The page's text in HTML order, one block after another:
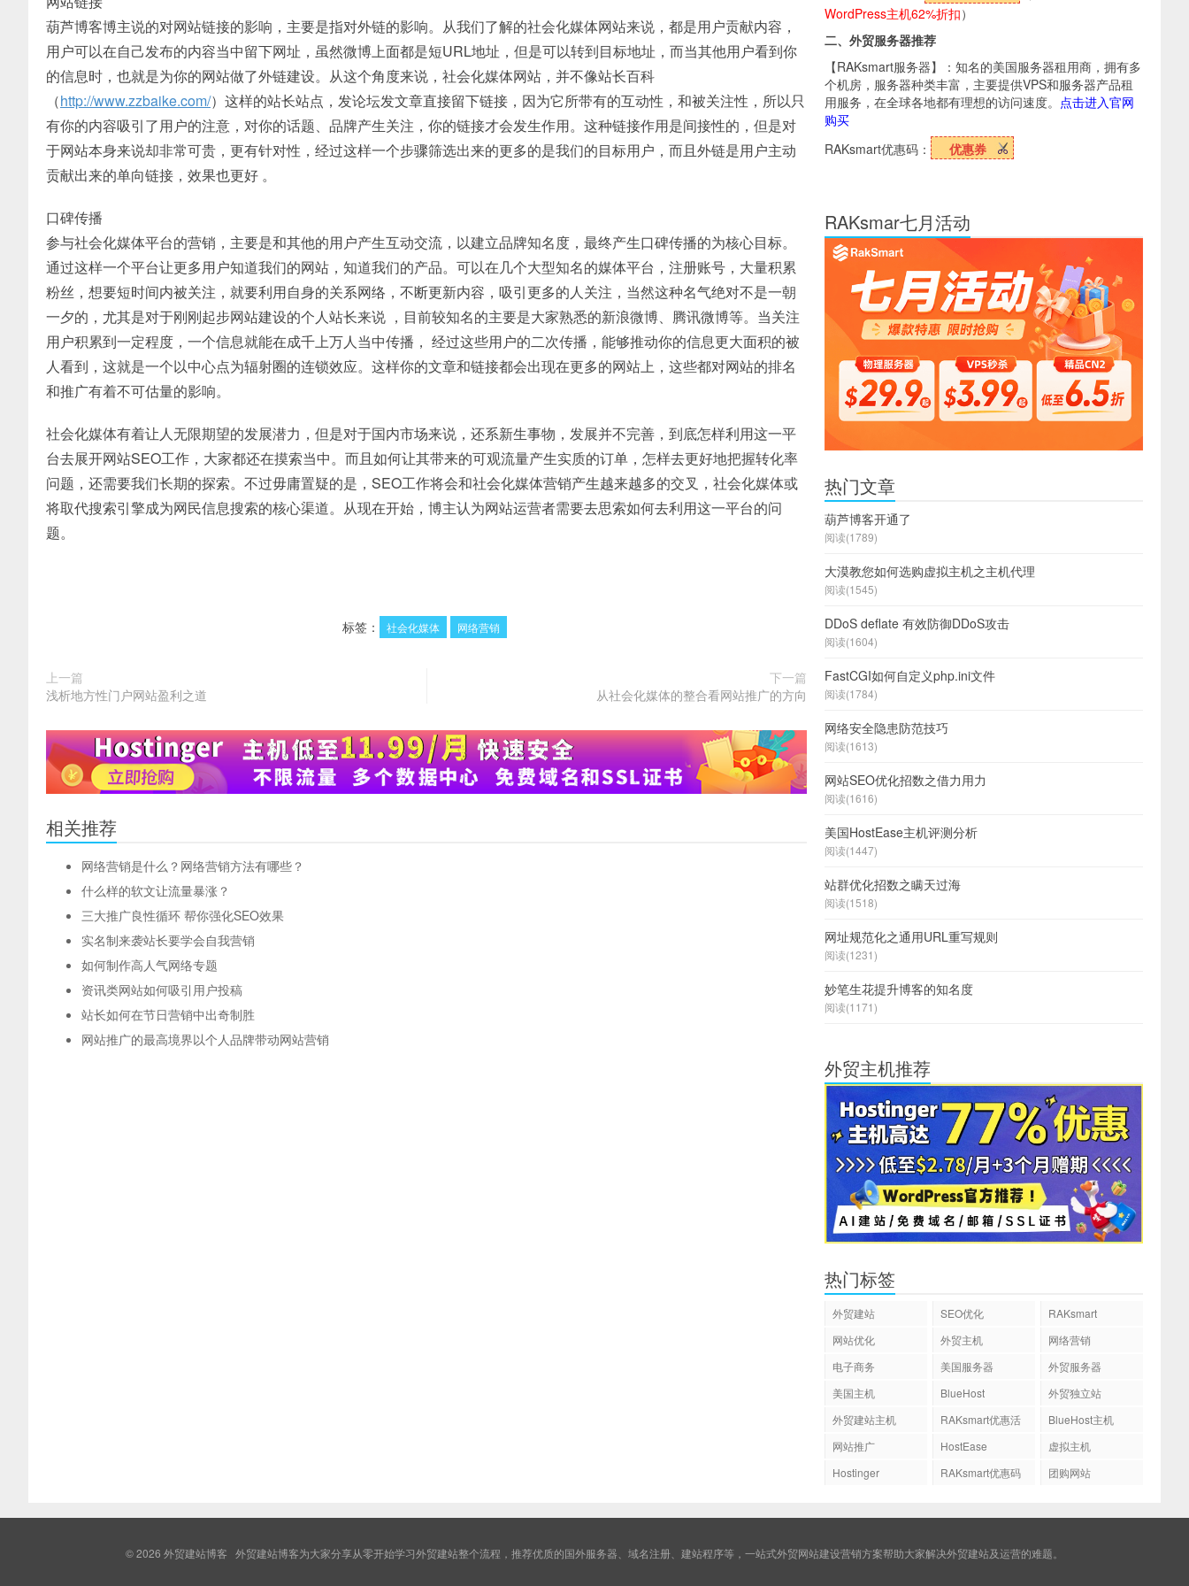
葫芦博客博主说的对网站链接的影响，主要是指对外链的影响。从我们了解的社会化媒体网站来说，都是用户贡献内容，
用户可以在自己发布的内容当中留下网址，虽然微博上面都是短URL地址，但是可以转到目标地址，而当其他用户看到你
的信息时，也就是为你的网站做了外链建设。从这个角度来说，社会化媒体网站，并不像站长百科
（http://www.zzbaike.com/）这样的站长站点，发论坛发文章直接留下链接，因为它所带有的互动性，和被关注性，所以只
有你的内容吸引了用户的注意，对你的话题、品牌产生关注，你的链接才会发生作用。这种链接作用是间接性的，但是对
于网站本身来说却非常可贵，更有针对性，经过这样一个步骤筛选出来的更多的是我们的目标用户，而且外链是用户主动
贡献出来的单向链接，效果也更好 。
口碑传播
参与社会化媒体平台的营销，主要是和其他的用户产生互动交流，以建立品牌知名度，最终产生口碑传播的为核心目标。
通过这样一个平台让更多用户知道我们的网站，知道我们的产品。可以在几个大型知名的媒体平台，注册账号，大量积累
粉丝，想要短时间内被关注，就要利用自身的关系网络，不断更新内容，吸引更多的人关注，当然这种名气绝对不是一朝
一夕的，尤其是对于刚刚起步网站建设的个人站长来说 ，目前较知名的主要是大家熟悉的新浪微博、腾讯微博等。当关注
用户积累到一定程度，一个信息就能在成千上万人当中传播， 经过这些用户的二次传播，能够推动你的信息更大面积的被
人看到，这就是一个以中心点为辐射圈的连锁效应。这样你的文章和链接都会出现在更多的网站上，这些都对网站的排名
和推广有着不可估量的影响。
社会化媒体有着让人无限期望的发展潜力，但是对于国内市场来说，还系新生事物，发展并不完善，到底怎样利用这一平
台去展开网站SEO工作，大家都还在摸索当中。而且如何让其带来的可观流量产生实质的订单，怎样去更好地把握转化率
问题，还需要我们长期的探索。不过毋庸置疑的是，SEO工作将会和社会化媒体营销产生越来越多的交叉，社会化媒体或
将取代搜索引擎成为网民信息搜索的核心渠道。从现在开始，博主认为网站运营者需要去思索如何去利用这一平台的问
题。
标签： 社会化媒体 网络营销
上一篇
浅析地方性门户网站盈利之道
下一篇
从社会化媒体的整合看网站推广的方向
相关推荐
网络营销是什么？网络营销方法有哪些？
什么样的软文让流量暴涨？
三大推广良性循环 帮你强化SEO效果
实名制来袭站长要学会自我营销
如何制作高人气网络专题
资讯类网站如何吸引用户投稿
站长如何在节日营销中出奇制胜
网站推广的最高境界以个人品牌带动网站营销
WordPress主机62%折扣）
二、外贸服务器推荐
【RAKsmart服务器】：知名的美国服务器租用商，拥有多
个机房，服务器种类丰富，主要提供VPS和服务器产品租
用服务，在全球各地都有理想的访问速度。 点击进入官网
购买
RAKsmart优惠码：
优惠券
RAKsmar七月活动
热门文章
葫芦博客开通了
阅读(1789)
大漠教您如何选购虚拟主机之主机代理
阅读(1545)
DDoS deflate 有效防御DDoS攻击
阅读(1604)
FastCGI如何自定义php.ini文件
阅读(1784)
网络安全隐患防范技巧
阅读(1613)
网站SEO优化招数之借力用力
阅读(1616)
美国HostEase主机评测分析
阅读(1447)
站群优化招数之瞒天过海
阅读(1518)
网址规范化之通用URL重写规则
阅读(1231)
妙笔生花提升博客的知名度
阅读(1171)
外贸主机推荐
热门标签
外贸建站 SEO优化
RAKsmart
网站优化
外贸主机
网络营销
电子商务
美国服务器
外贸服务器
美国主机
BlueHost
外贸独立站
外贸建站主机
RAKsmart优惠活
BlueHost主机
网站推广
HostEase
虚拟主机
Hostinger
RAKsmart优惠码 团购网站
© 2026 外贸建站博客 外贸建站博客为大家分享从零开始学习外贸建站整个流程，推荐优质的国外服务器、域名注册、建站程序等，一站式外贸网站建设营销方案帮助大家解决外贸建站及运营的难题。